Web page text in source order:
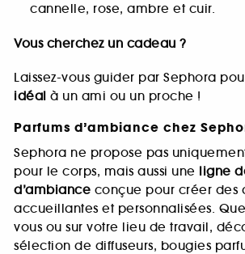
cannelle, rose, ambre et cuir.
Vous cherchez un cadeau ?
Laissez-vous guider par Sephora
idéal à un ami ou un proche !
Parfums d’ambiance chez
Sephora ne propose pas
pour le corps, mais aussi une ligne
d’ambiance conçue pour créer des
accueillantes et personnalisées.
vous ou sur votre lieu de travail,
sélection de diffuseurs, bougies